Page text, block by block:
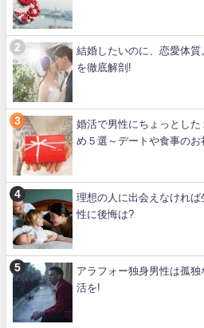
結婚したいのに、恋愛体
を徹底解剖!
婚活で男性にちょっとし
め５選～デートや食事のお
理想の人に出会えなけれ
性に後悔は?
アラフォー独身男性は孤
活を!